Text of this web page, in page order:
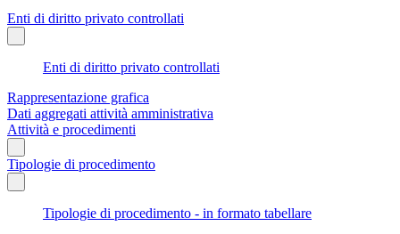
Enti di diritto privato controllati
Enti di diritto privato controllati
Rappresentazione grafica
Dati aggregati attività amministrativa
Attività e procedimenti
Tipologie di procedimento
Tipologie di procedimento - in formato tabellare